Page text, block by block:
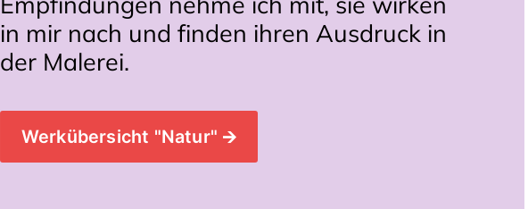
in mir nach und finden ihren Ausdruck in
der Malerei.
Werkübersicht "Natur" 🡪